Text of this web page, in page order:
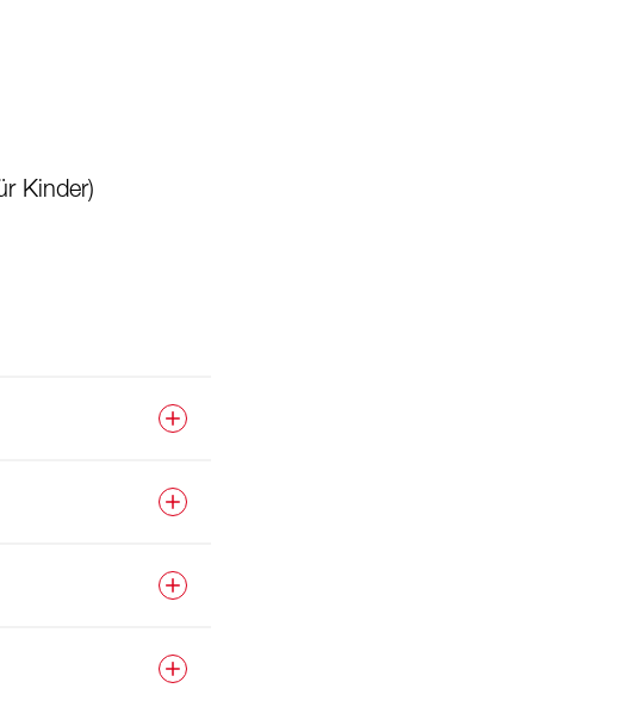
Kinder)